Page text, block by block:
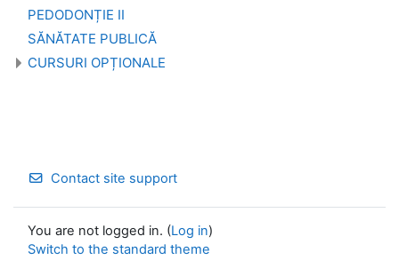
PEDODONȚIE II
SĂNĂTATE PUBLICĂ
CURSURI OPȚIONALE
Contact site support
You are not logged in. (Log in)
Switch to the standard theme